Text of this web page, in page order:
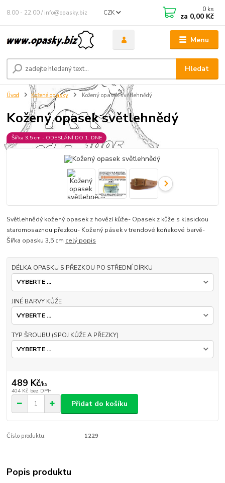
Menu
CZK
Hledat
8.00 - 22.00 / info@opasky.biz 0 ks
za 0,00 Kč
Úvod Kožené opasky Kožený opasek světlehnědý
Kožený opasek světlehnědý
Šířka 3,5 cm - ODESLÁNÍ DO 1. DNE
Světlehnědý kožený opasek z hovězí kůže- Opasek z kůže s klasickou
staromosaznou přezkou- Kožený pásek v trendové koňakové barvě-
Šířka opasku 3,5 cm celý popis
DÉLKA OPASKU S PŘEZKOU PO STŘEDNÍ DÍRKU
JINÉ BARVY KŮŽE
TYP ŠROUBU (SPOJ KŮŽE A PŘEZKY)
489 Kč/ks
404 Kč bez DPH
Přidat do košíku
Číslo produktu: 1229
Popis produktu